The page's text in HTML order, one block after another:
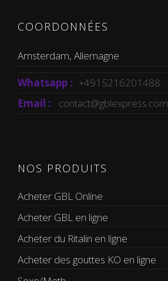
COORDONNÉES
Amsterdam, Allemagne
Whatsapp : +4915216201488
Email :
contact@gblexpress.com
NOS PRODUITS
Acheter GBL Online
Acheter GBL en ligne
Acheter du Ritalin en ligne
Acheter des gouttes KO en ligne